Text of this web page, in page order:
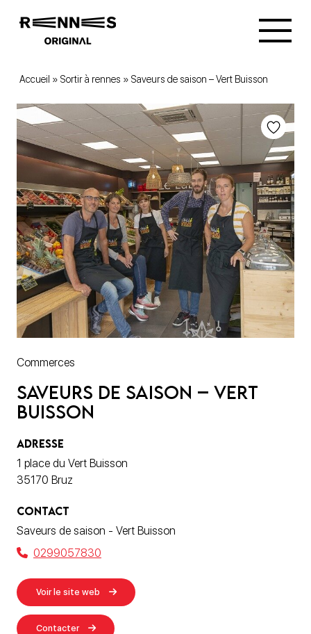
Accueil » Sortir à rennes » Saveurs de saison – Vert Buisson
Commerces
Saveurs de saison – Vert
Buisson
ADRESSE
1 place du Vert Buisson
35170 Bruz
CONTACT
Saveurs de saison - Vert Buisson
0299057830
Voir le site web
Contacter